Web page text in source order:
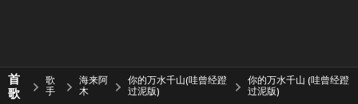
首
歌
歌
手
海来阿
木
你的万水千山(哇曾经蹬
过泥版)
你的万水千山 (哇曾经蹬
过泥版)